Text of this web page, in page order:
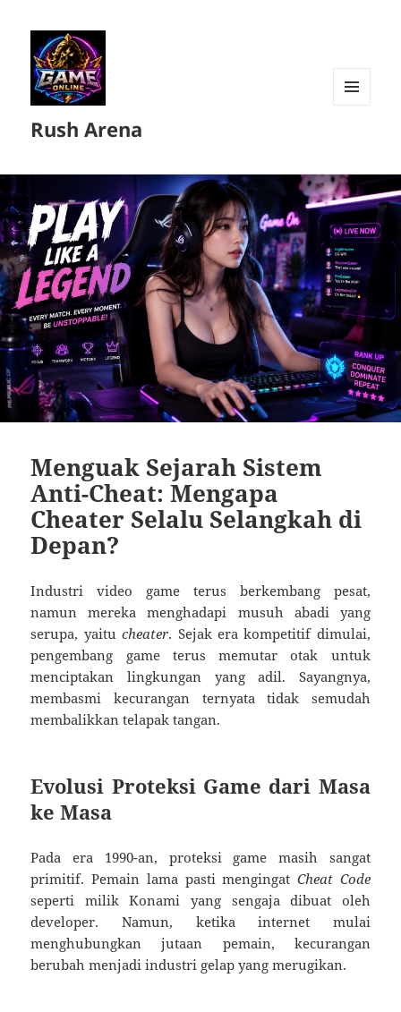
Rush Arena
Menguak Sejarah Sistem
Anti-Cheat: Mengapa
Cheater Selalu Selangkah di
Depan?
Industri video game terus berkembang pesat,
namun mereka menghadapi musuh abadi yang
serupa, yaitucheater. Sejak era kompetitif dimulai,
pengembang game terus memutar otak untuk
menciptakan lingkungan yang adil. Sayangnya,
membasmi kecurangan ternyata tidak semudah
membalikkan telapak tangan.
Evolusi Proteksi Game dari Masa
ke Masa
Pada era 1990-an, proteksi game masih sangat
primitif. Pemain lama pasti mengingat Cheat Code
seperti milik Konami yang sengaja dibuat oleh
developer. Namun, ketika internet mulai
menghubungkan jutaan pemain, kecurangan
berubah menjadi industri gelap yang merugikan.